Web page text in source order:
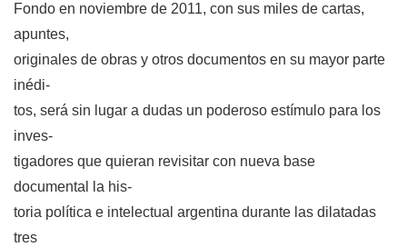
Fondo en noviembre de 2011, con sus miles de cartas,
apuntes,
originales de obras y otros documentos en su mayor parte
inédi-
tos, será sin lugar a dudas un poderoso estímulo para los
inves-
tigadores que quieran revisitar con nueva base
documental la his-
toria política e intelectual argentina durante las dilatadas
tres